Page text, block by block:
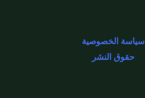
سياسة الخصوصية
حقوق النشر